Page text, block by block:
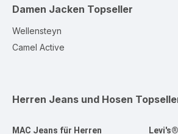
Damen Jacken Topseller
Wellensteyn
Camel Active
Herren Jeans und Hosen
MAC Jeans für Herren